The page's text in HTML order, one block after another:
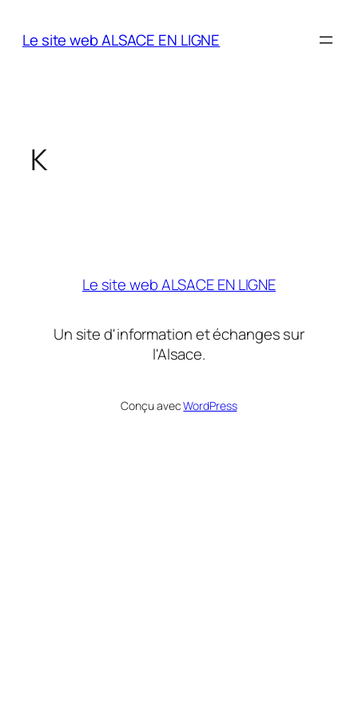
Le site web ALSACE EN LIGNE
K
Le site web ALSACE EN LIGNE
Un site d'information et échanges sur
l'Alsace.
Conçu avecWordPress